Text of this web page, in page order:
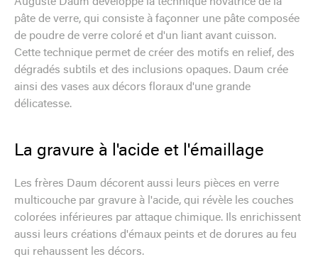
pâte de verre, qui consiste à façonner une pâte composée
de poudre de verre coloré et d'un liant avant cuisson.
Cette technique permet de créer des motifs en relief, des
dégradés subtils et des inclusions opaques. Daum crée
ainsi des vases aux décors floraux d'une grande
délicatesse.
La gravure à l'acide et l'émaillage
Les frères Daum décorent aussi leurs pièces en verre
multicouche par gravure à l'acide, qui révèle les couches
colorées inférieures par attaque chimique. Ils enrichissent
aussi leurs créations d'émaux peints et de dorures au feu
qui rehaussent les décors.